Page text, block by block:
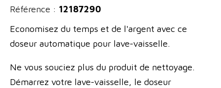
Référence : 12187290
Economisez du temps et de l'argent avec ce
doseur automatique pour lave-vaisselle.
Ne vous souciez plus du produit de nettoyage.
Démarrez votre lave-vaisselle, le doseur